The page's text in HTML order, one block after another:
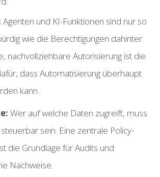
Agenten und KI-Funktionen sind nur so
wie die Berechtigungen dahinter.
nachvollziehbare Autorisierung ist die
dass Automatisierung überhaupt
kann.
Wer auf welche Daten zugreift, muss
sein. Eine zentrale Policy-
die Grundlage für Audits und
Nachweise.